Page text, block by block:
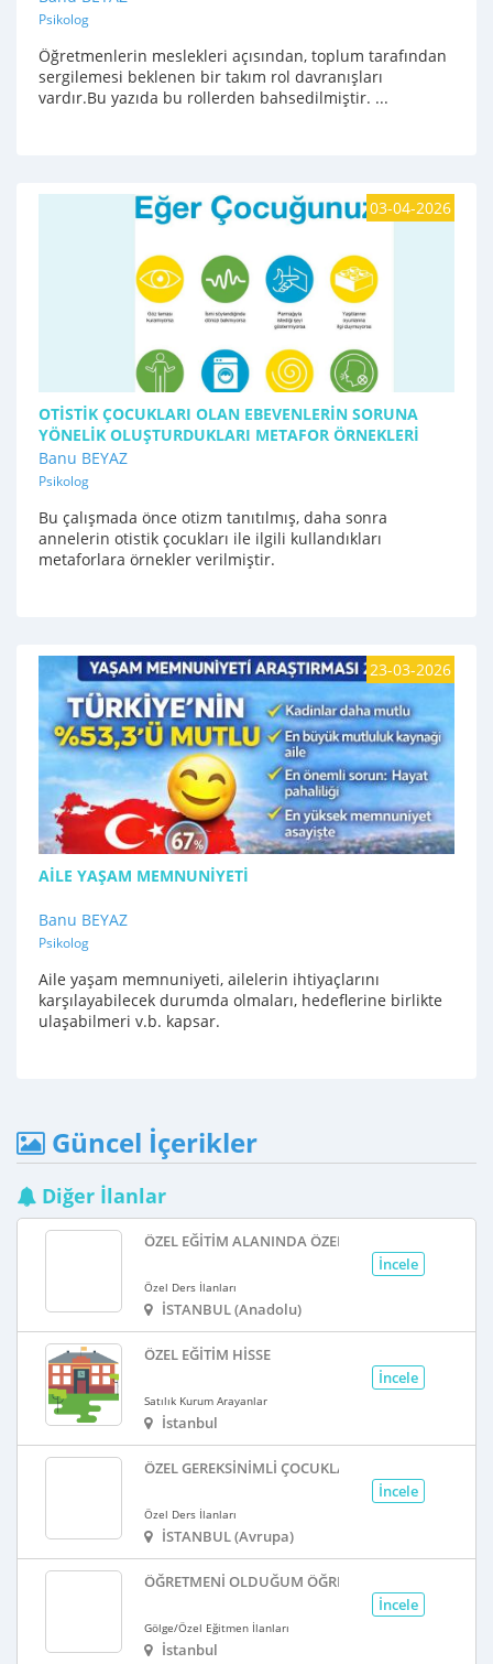
Psikolog
Öğretmenlerin meslekleri açısından, toplum tarafından
sergilemesi beklenen bir takım rol davranışları
vardır.Bu yazıda bu rollerden bahsedilmiştir. ...
03-04-2026
OTİSTİK ÇOCUKLARI OLAN EBEVENLERİN SORUNA
YÖNELİK OLUŞTURDUKLARI METAFOR ÖRNEKLERİ
Banu BEYAZ
Psikolog
Bu çalışmada önce otizm tanıtılmış, daha sonra
annelerin otistik çocukları ile ilgili kullandıkları
metaforlara örnekler verilmiştir.
23-03-2026
AİLE YAŞAM MEMNUNİYETİ
Banu BEYAZ
Psikolog
Aile yaşam memnuniyeti, ailelerin ihtiyaçlarını
karşılayabilecek durumda olmaları, hedeflerine birlikte
ulaşabilmeri v.b. kapsar.
Güncel İçerikler
Diğer İlanlar
ÖZEL EĞITIM ALANINDA ÖZEL DERS
Özel Ders İlanları
İSTANBUL (Anadolu)
İncele
ÖZEL EĞITIM HISSE
Satılık Kurum Arayanlar
İstanbul
İncele
ÖZEL GEREKSINIMLI ÇOCUKLARLA ÇALIŞIYORUM
Özel Ders İlanları
İSTANBUL (Avrupa)
İncele
ÖĞRETMENI OLDUĞUM ÖĞRENCIM IÇIN GÖLGE
Gölge/Özel Eğitmen İlanları
İstanbul
İncele